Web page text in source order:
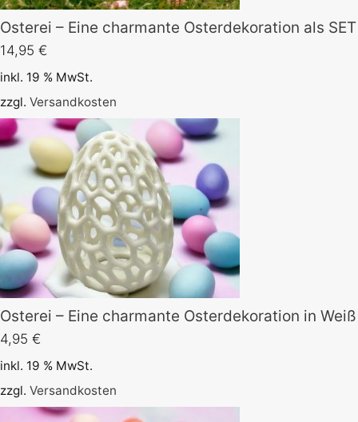
Osterei – Eine charmante Osterdekoration als SET
14,95 €
inkl. 19 % MwSt.
zzgl. Versandkosten
Osterei – Eine charmante Osterdekoration in Weiß
4,95 €
inkl. 19 % MwSt.
zzgl. Versandkosten